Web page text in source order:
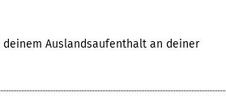
deinem Auslandsaufenthalt an deiner